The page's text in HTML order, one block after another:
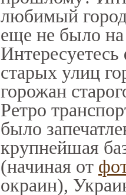
любимый
еще не было на
Интересуетесь
старых улиц
горожан
Ретро
было
крупнейшая
(начиная от
окраин),